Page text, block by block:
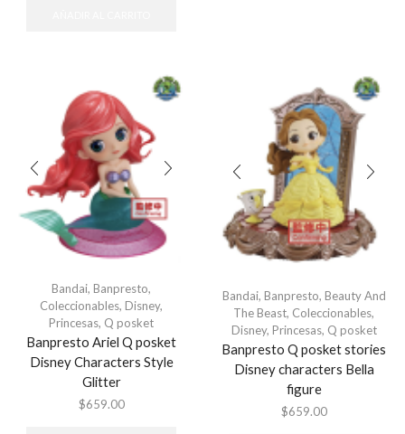
Bandai, Banpresto,
Coleccionables, Disney,
Princesas, Q posket
Banpresto Ariel Q posket
Disney Characters Style
Glitter
$659.00
Bandai, Banpresto, Beauty And
The Beast, Coleccionables,
Disney, Princesas, Q posket
Banpresto Q posket stories
Disney characters Bella
figure
$659.00